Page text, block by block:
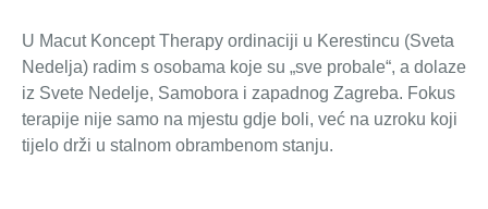
U Macut Koncept Therapy ordinaciji u Kerestincu (Sveta
Nedelja) radim s osobama koje su „sve probale“, a dolaze
iz Svete Nedelje, Samobora i zapadnog Zagreba. Fokus
terapije nije samo na mjestu gdje boli, već na uzroku koji
tijelo drži u stalnom obrambenom stanju.